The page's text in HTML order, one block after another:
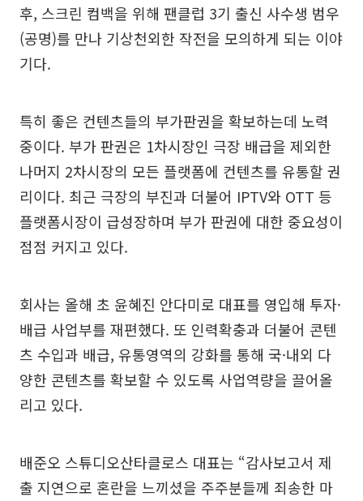
후, 스크린 컴백을 위해 팬클럽 3기 출신 사수생 범우
(공명)를 만나 기상천외한 작전을 모의하게 되는 이야
기다.
특히 좋은 컨텐츠들의 부가판권을 확보하는데 노력
중이다. 부가 판권은 1차시장인 극장 배급을 제외한
나머지 2차시장의 모든 플랫폼에 컨텐츠를 유통할 권
리이다. 최근 극장의 부진과 더불어 IPTV와 OTT 등
플랫폼시장이 급성장하며 부가 판권에 대한 중요성이
점점 커지고 있다.
회사는 올해 초 윤혜진 안다미로 대표를 영입해 투자·
배급 사업부를 재편했다. 또 인력확충과 더불어 콘텐
츠 수입과 배급, 유통영역의 강화를 통해 국·내외 다
양한 콘텐츠를 확보할 수 있도록 사업역량을 끌어올
리고 있다.
배준오 스튜디오산타클로스 대표는 “감사보고서 제
출 지연으로 혼란을 느끼셨을 주주분들께 죄송한 마